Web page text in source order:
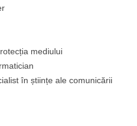
mediului
în științe ale comunicării